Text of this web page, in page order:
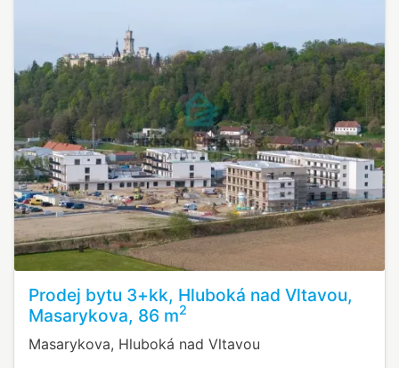
Prodej bytu 3+kk, Hluboká nad Vltavou,
Masarykova, 86 m2
Masarykova, Hluboká nad Vltavou